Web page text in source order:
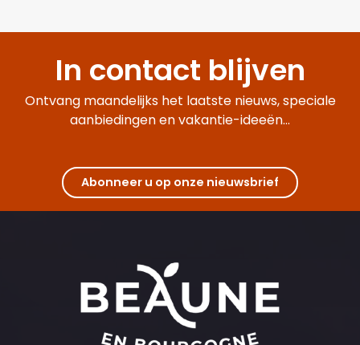
In contact blijven
Ontvang maandelijks het laatste nieuws, speciale
aanbiedingen en vakantie-ideeën...
Abonneer u op onze nieuwsbrief